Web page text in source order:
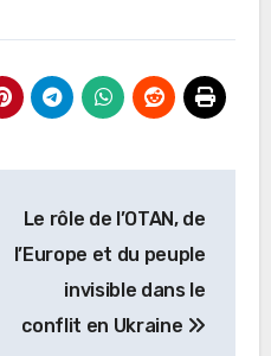
Le rôle de l’OTAN, de
l’Europe et du peuple
invisible dans le
conflit en Ukraine